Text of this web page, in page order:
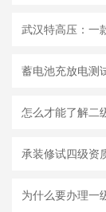
怎么才能了解二
为什么要办理一